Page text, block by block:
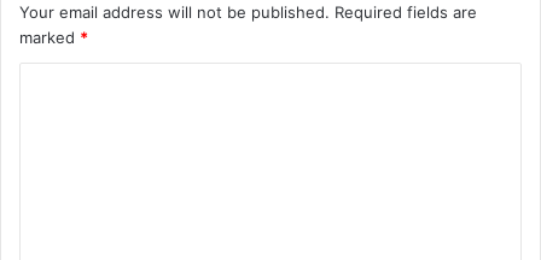
Your email address will not be published. Required fields are
marked *